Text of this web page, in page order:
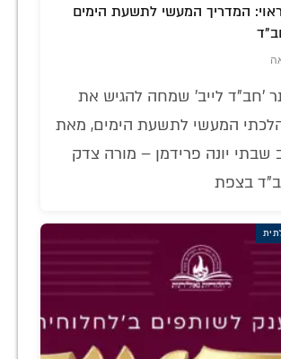
המדריך המעשי לתשעת הימים
'חב"ד לייב' שמחה להגיש את
המעשי לתשעת הימים, מאת
שבתי יונה פרידמן – מורה צדק
בצפת